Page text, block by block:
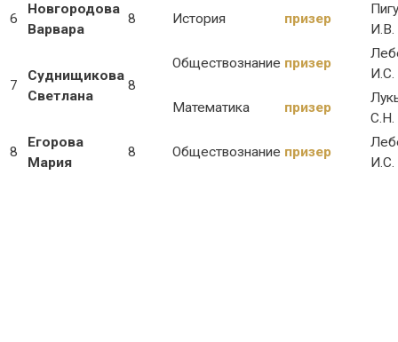
6
Новгородова
Варвара
8 История призер
И.В.
7
Суднищикова
Светлана
8
Обществознание призер
И.С.
Математика призер
С.Н.
8
Егорова
Мария
8 Обществознание призер
И.С.